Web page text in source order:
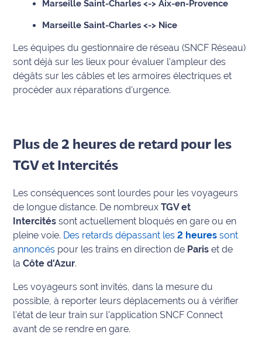
Coup de
Maritima
Fil
rouge
de Jeff
C'est
club
Les
Coachs
Maritima
plan
sortie
Nous
Marseille Saint-Charles <-> Aix-en-Provence
Marseille Saint-Charles <-> Nice
Les équipes du gestionnaire de réseau (SNCF Réseau)
sont déjà sur les lieux pour évaluer l'ampleur des
dégâts sur les câbles et les armoires électriques et
procéder aux réparations d'urgence.
Plus de 2 heures de retard pour les
TGV et Intercités
Les conséquences sont lourdes pour les voyageurs
de longue distance. De nombreuxTGV et
Intercités sont actuellement bloqués en gare ou en
pleine voie. Des retards dépassant les2 heures sont
annoncés pour les trains en direction de Paris et de
laCôte d'Azur.
Les voyageurs sont invités, dans la mesure du
possible, à reporter leurs déplacements ou à vérifier
l'état de leur train sur l'application SNCF Connect
avant de se rendre en gare.